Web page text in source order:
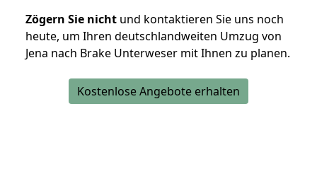
Zögern Sie nicht und kontaktieren Sie uns noch
heute, um Ihren deutschlandweiten Umzug von
Jena nach Brake Unterweser mit Ihnen zu planen.
Kostenlose Angebote erhalten